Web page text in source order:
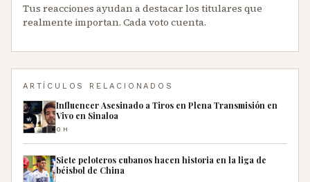
Tus reacciones ayudan a destacar los titulares que
realmente importan. Cada voto cuenta.
ARTÍCULOS RELACIONADOS
Influencer Asesinado a Tiros en Plena Transmisión en
Vivo en Sinaloa
0H
Siete peloteros cubanos hacen historia en la liga de
béisbol de China